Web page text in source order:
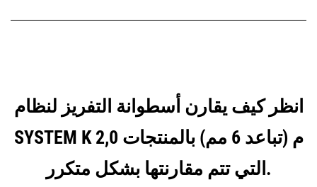
انظر كيف يقارن أسطوانة التفريز لنظام
SYSTEM K 2,0 م (تباعد 6 مم) بالمنتجات
التي تتم مقارنتها بشكل متكرر.